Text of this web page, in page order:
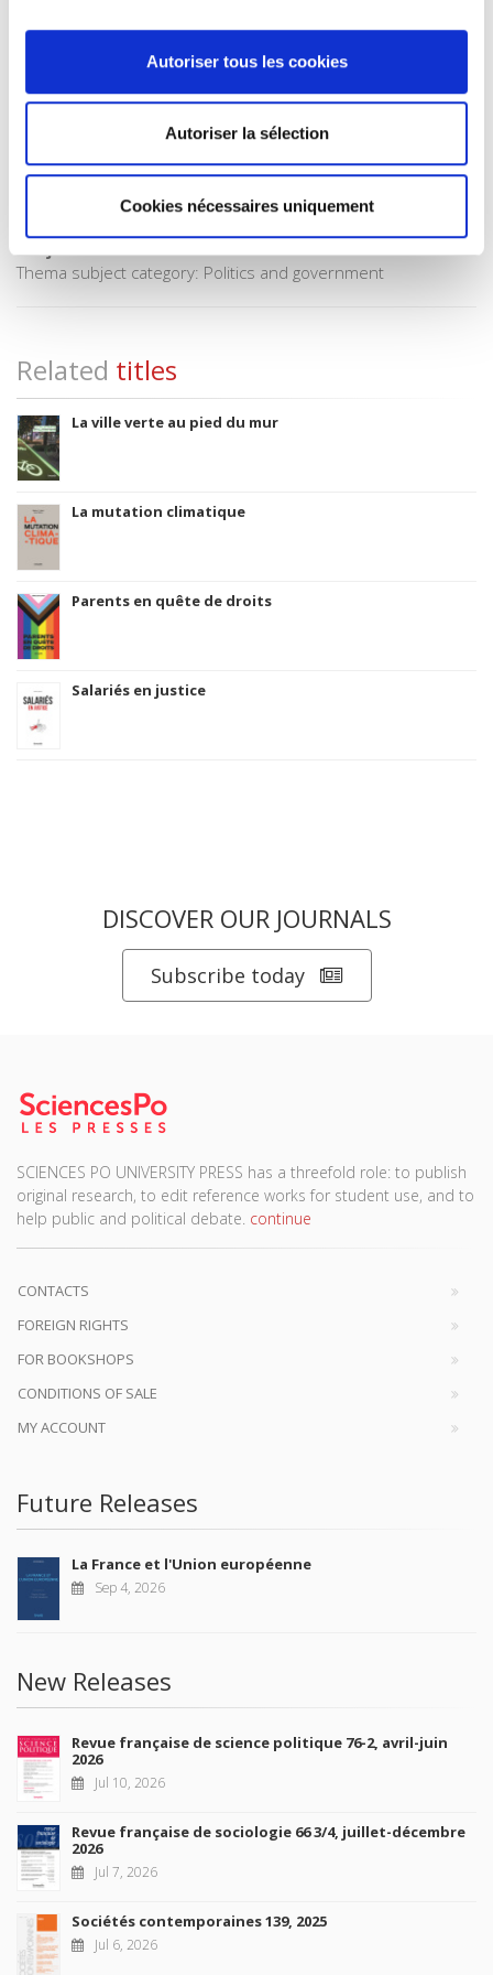
Autoriser tous les cookies
Autoriser la sélection
Cookies nécessaires uniquement
06 Professional and scholarly
CLIL (Version 2013-2019)
3283 SCIENCES POLITIQUES
Subject Scheme Identifier Code
Thema subject category: Politics and government
Related titles
La ville verte au pied du mur
La mutation climatique
Parents en quête de droits
Salariés en justice
DISCOVER OUR JOURNALS
Subscribe today
SCIENCES PO UNIVERSITY PRESS has a threefold role: to publish
original research, to edit reference works for student use, and to
help public and political debate. continue
CONTACTS
FOREIGN RIGHTS
FOR BOOKSHOPS
CONDITIONS OF SALE
MY ACCOUNT
Future Releases
La France et l'Union européenne
Sep 4, 2026
New Releases
Revue française de science politique 76-2, avril-juin
2026
Jul 10, 2026
Revue française de sociologie 66 3/4, juillet-décembre
2026
Jul 7, 2026
Sociétés contemporaines 139, 2025
Jul 6, 2026